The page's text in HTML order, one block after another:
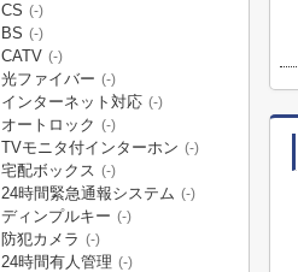
CS (-)
BS (-)
CATV (-)
光ファイバー (-)
インターネット対応 (-)
オートロック (-)
TVモニタ付インターホン (-)
宅配ボックス (-)
24時間緊急通報システム (-)
ディンプルキー (-)
防犯カメラ (-)
24時間有人管理 (-)